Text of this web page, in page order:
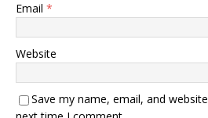
Email *
Website
Save my name, email, and